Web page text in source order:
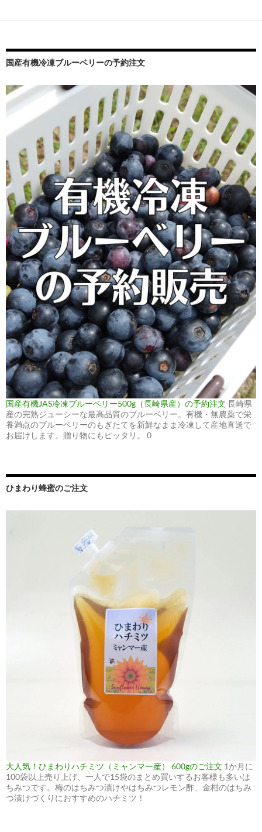
ー
ョ
ン
国産有機冷凍ブルーベリーの予約注文
国産有機JAS冷凍ブルーベリー500g（長崎県産）の予約注文 長崎県
産の完熟ジューシーな最高品質のブルーベリー。有機・無農薬で栄
養満点のブルーベリーのもぎたてを新鮮なまま冷凍して産地直送で
お届けします。贈り物にもピッタリ。 0
ひまわり蜂蜜のご注文
大人気！ひまわりハチミツ（ミャンマー産） 600gのご注文 1か月に
100袋以上売り上げ、一人で15袋のまとめ買いするお客様も多いは
ちみつです。梅のはちみつ漬けやはちみつレモン酢、金柑のはちみ
つ漬けづくりにおすすめのハチミツ！